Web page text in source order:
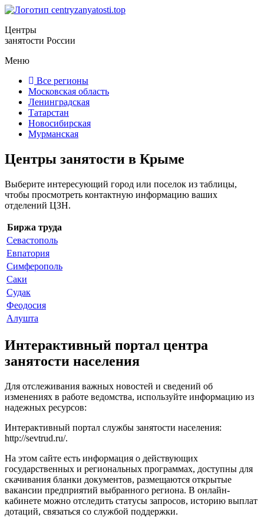
Центры
занятости России
Меню
Все регионы
Московская область
Ленинградская
Татарстан
Новосибирская
Мурманская
Центры занятости в Крыме
Выберите интересующий город или поселок из таблицы,
чтобы просмотреть контактную информацию ваших
отделений ЦЗН.
Биржа труда
Севастополь
Евпатория
Симферополь
Саки
Судак
Феодосия
Алушта
Интерактивный портал центра
занятости населения
Для отслеживания важных новостей и сведений об
изменениях в работе ведомства, используйте информацию из
надежных ресурсов:
Интерактивный портал службы занятости населения:
http://sevtrud.ru/.
На этом сайте есть информация о действующих
государственных и региональных программах, доступны для
скачивания бланки документов, размещаются открытые
вакансии предприятий выбранного региона. В онлайн-
кабинете можно отследить статусы запросов, историю выплат
дотаций, связаться со службой поддержки.